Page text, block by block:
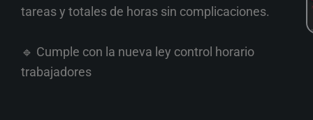
tareas y totales de horas sin complicaciones.
🔹 Cumple con la nueva ley control horario
trabajadores